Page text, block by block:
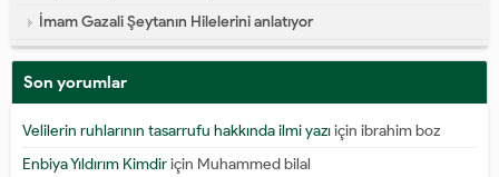
İmam Gazali Şeytanın Hilelerini anlatıyor
Son yorumlar
Velilerin ruhlarının tasarrufu hakkında ilmi yazıiçin ibrahim boz
Enbiya Yıldırım Kimdiriçin Muhammed bilal